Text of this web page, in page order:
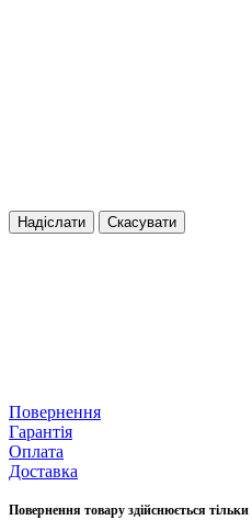
Надіслати Скасувати
Повернення
Гарантія
Оплата
Доставка
Повернення товару здійснюється